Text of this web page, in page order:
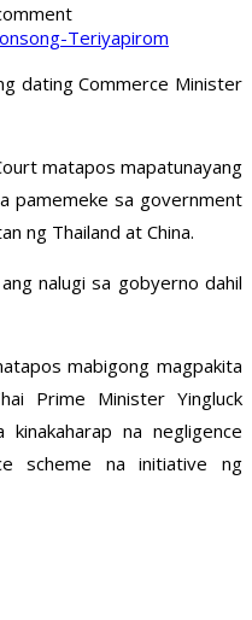
dating Commerce Minister
matapos mapatunayang
pamemeke sa government
ng Thailand at China.
nalugi sa gobyerno dahil
mabigong magpakita
Prime Minister Yingluck
na negligence
scheme na initiative ng